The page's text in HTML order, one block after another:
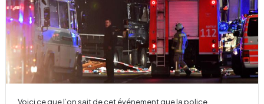
Voici ce que l’on sait de cet événement que la police